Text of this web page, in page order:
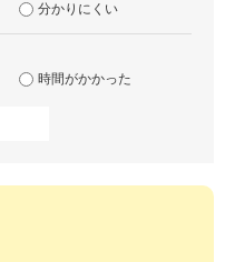
分かりにくい
時間がかかった